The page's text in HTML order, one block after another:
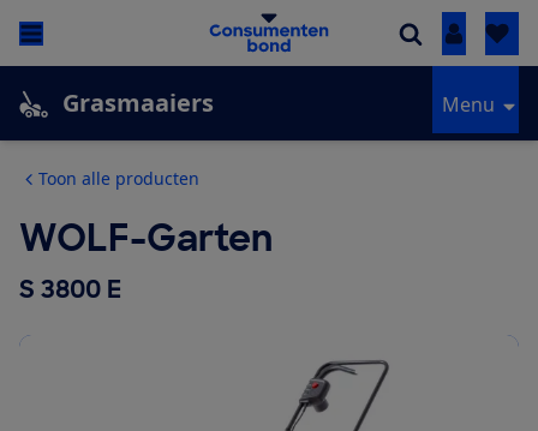
Inloggen
Grasmaaiers Menu
Toon alle producten
WOLF-Garten
S 3800 E